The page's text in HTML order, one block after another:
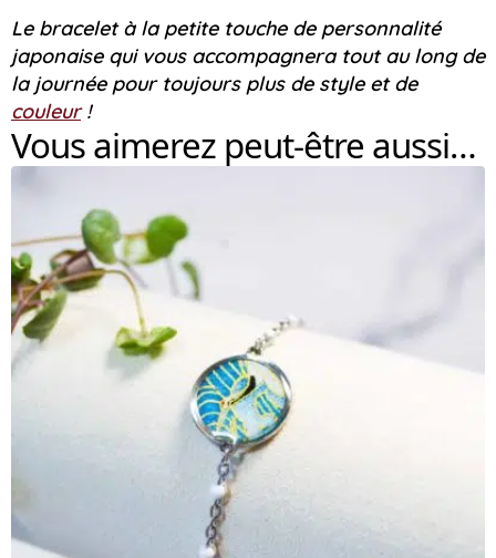
Le bracelet à la petite touche de personnalité
japonaise qui vous accompagnera tout au long de
la journée pour toujours plus de style et de
couleur!
Vous aimerez peut-être aussi…